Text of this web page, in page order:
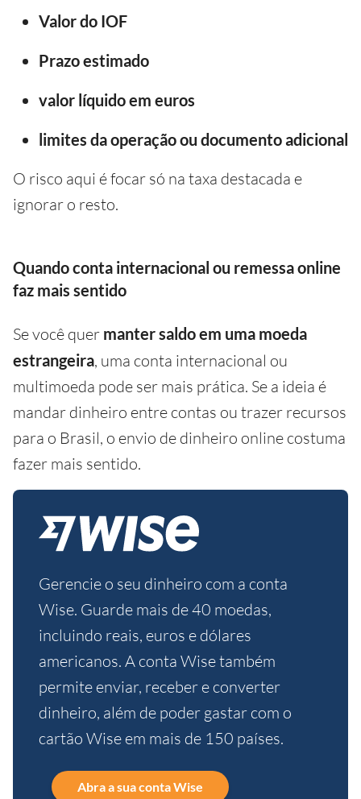
Valor do IOF
Prazo estimado
valor líquido em euros
limites da operação ou documento adicional
O risco aqui é focar só na taxa destacada e
ignorar o resto.
Quando conta internacional ou remessa online
faz mais sentido
Se você quer manter saldo em uma moeda
estrangeira, uma conta internacional ou
multimoeda pode ser mais prática. Se a ideia é
mandar dinheiro entre contas ou trazer recursos
para o Brasil, o envio de dinheiro online costuma
fazer mais sentido.
Gerencie o seu dinheiro com a conta
Wise. Guarde mais de 40 moedas,
incluindo reais, euros e dólares
americanos. A conta Wise também
permite enviar, receber e converter
dinheiro, além de poder gastar com o
cartão Wise em mais de 150 países.
Abra a sua conta Wise